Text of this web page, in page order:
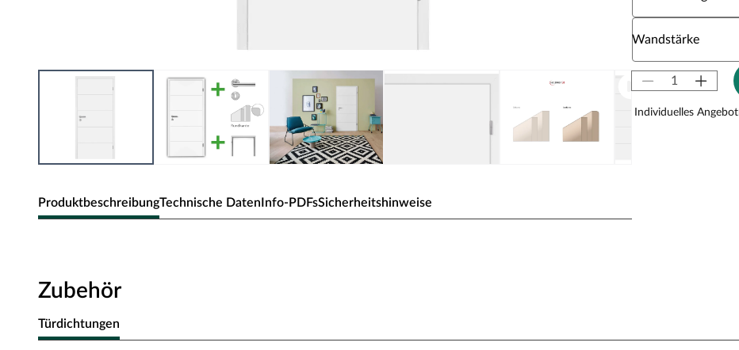
ProduktbeschreibungTechnische DatenInfo-PDFsSicherheitshinweise
Geradlinig und modern präsentiert sich das Türmodel Mala. Die vier eingefrästen Querstreifen schaffen
Oberfläche - Weißlack
Wandstärke
Individuelles Angebot
Zubehör
Türdichtungen